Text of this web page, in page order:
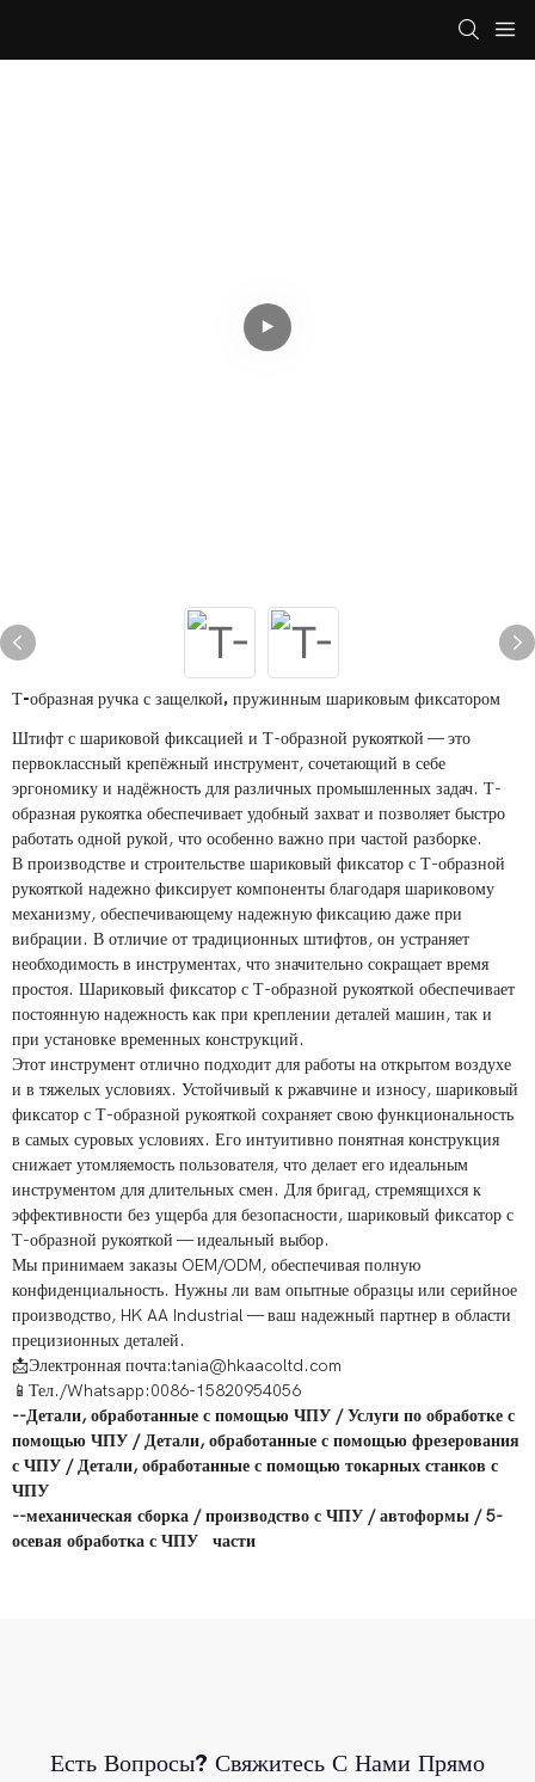
Т-образная ручка с защелкой, пружинным шариковым фиксатором
Штифт с шариковой фиксацией и Т-образной рукояткой — это
первоклассный крепёжный инструмент, сочетающий в себе
эргономику и надёжность для различных промышленных задач. Т-
образная рукоятка обеспечивает удобный захват и позволяет быстро
работать одной рукой, что особенно важно при частой разборке.
В производстве и строительстве шариковый фиксатор с Т-образной
рукояткой надежно фиксирует компоненты благодаря шариковому
механизму, обеспечивающему надежную фиксацию даже при
вибрации. В отличие от традиционных штифтов, он устраняет
необходимость в инструментах, что значительно сокращает время
простоя. Шариковый фиксатор с Т-образной рукояткой обеспечивает
постоянную надежность как при креплении деталей машин, так и
при установке временных конструкций.
Этот инструмент отлично подходит для работы на открытом воздухе
и в тяжелых условиях. Устойчивый к ржавчине и износу, шариковый
фиксатор с Т-образной рукояткой сохраняет свою функциональность
в самых суровых условиях. Его интуитивно понятная конструкция
снижает утомляемость пользователя, что делает его идеальным
инструментом для длительных смен. Для бригад, стремящихся к
эффективности без ущерба для безопасности, шариковый фиксатор с
Т-образной рукояткой — идеальный выбор.
Мы принимаем заказы OEM/ODM, обеспечивая полную
конфиденциальность. Нужны ли вам опытные образцы или серийное
производство, HK AA Industrial — ваш надежный партнер в области
прецизионных деталей.
📩Электронная почта:tania@hkaacoltd.com
📱Тел./Whatsapp:0086-15820954056
--Детали, обработанные с помощью ЧПУ / Услуги по обработке с
помощью ЧПУ / Детали, обработанные с помощью фрезерования
с ЧПУ / Детали, обработанные с помощью токарных станков с
ЧПУ
--механическая сборка / производство с ЧПУ / автоформы /5-
осевая обработка с ЧПУ
части
Есть Вопросы? Свяжитесь С Нами Прямо